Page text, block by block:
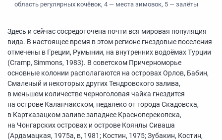
область регулярных кочёвок, 4 — места зимовок, 5 — залёты
Здесь и сейчас сосредоточена почти вся мировая популяция
вида. В настоящее время в этом регионе гнездовые поселения
отмечены в Греции, Румынии, на внутренних водоёмах Турции
(Cramp, Simmons, 1983). В советском Причерноморье
основные колонии располагаются на островах Орлов, Бабин,
Смаленый и некоторых других Тендровского залива,
в меньшем количестве черноголовая чайка гнездится
на острове Каланчакском, недалеко от города Скадовска,
в Картказацком заливе западнее Красноперекопска,
на Чонгарских островах и острове Коянлы Сиваша
(Ардамацкая, 1975а, в, 1981; Костин, 1975; Зубакин, Костин,